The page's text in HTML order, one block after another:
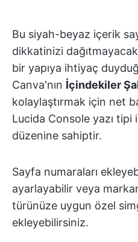
Bu siyah-beyaz içerik
dikkatinizi
bir yapıya ihtiyaç
Canva'nın İçindekiler
kolaylaştırmak için net
Lucida Console yazı tipi
düzenine sahiptir.
Sayfa numaraları
ayarlayabilir veya
türünüze uygun özel
ekleyebilirsiniz.